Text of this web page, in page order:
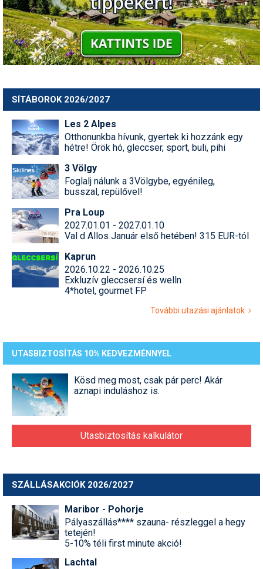
SÍTÁBOROK 2026/2027
Les 2 Alpes
Otthonunkba hívunk, gyertek ki hozzánk egy
hétre! Örök hó, gleccser, sport, buli, pihi
3 Völgy
Foglalj nálunk a 3Völgybe, egyénileg,
busszal, repülővel!
Pra Loup
2027.01.01 - 2027.01.10
Val d Allos Január első hetében! 315 EUR-tól
Kaprun
2026.10.22 - 2026.10.25
Exkluzív gleccsersí és welln
4*hotel, gourmet FP
További utazási ajánlatok
UTASBIZTOSÍTÁS 10% KEDVEZMÉNNYEL
Kösd meg most, csak pár perc! Akár
aznapi induláshoz is.
Utasbiztosítás kalkulátor
SZÁLLÁSAKCIÓK 2026/2027
Maribor - Pohorje
Pályaszállás**** szauna- részleggel a hegy
tetején!
5-10% téli first minute akció!
Lachtal